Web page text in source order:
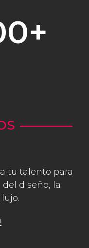
+
tu talento para
diseño, la